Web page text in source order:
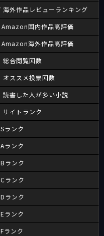
海外作品レビューランキング
Amazon国内作品高評価
Amazon海外作品高評価
総合閲覧回数
オススメ投票回数
読書した人が多い小説
サイトランク
Sランク
Aランク
Bランク
Cランク
Dランク
Eランク
Fランク